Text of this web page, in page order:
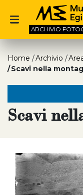
ARCHIVIO
Home Archivio
Scavi nella
Scavi